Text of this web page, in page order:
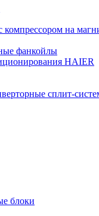
на
фанкойлы
HAIER
сплит-
блоки